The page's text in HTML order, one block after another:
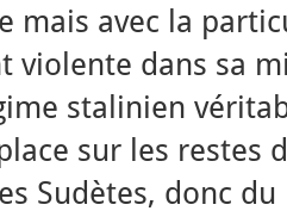
mais avec la
violente dans sa
stalinien
sur les restes
Sudètes, donc